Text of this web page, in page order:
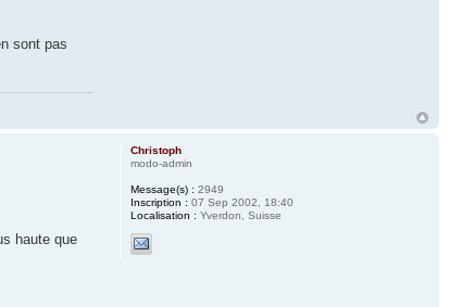
sont pas
haute que
Christoph
modo-admin
Message(s) : 2949
Inscription : 07 Sep 2002, 18:40
Localisation : Yverdon, Suisse